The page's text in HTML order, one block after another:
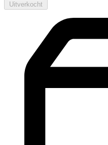
Uitverkocht